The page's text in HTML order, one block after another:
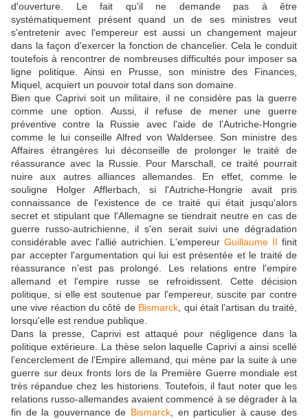
d'ouverture. Le fait qu'il ne demande pas à être
systématiquement présent quand un de ses ministres veut
s'entretenir avec l'empereur est aussi un changement majeur
dans la façon d'exercer la fonction de chancelier. Cela le conduit
toutefois à rencontrer de nombreuses difficultés pour imposer sa
ligne politique. Ainsi en Prusse, son ministre des Finances,
Miquel, acquiert un pouvoir total dans son domaine.
Bien que Caprivi soit un militaire, il ne considère pas la guerre
comme une option. Aussi, il refuse de mener une guerre
préventive contre la Russie avec l'aide de l'Autriche-Hongrie
comme le lui conseille Alfred von Waldersee. Son ministre des
Affaires étrangères lui déconseille de prolonger le traité de
réassurance avec la Russie. Pour Marschall, ce traité pourrait
nuire aux autres alliances allemandes. En effet, comme le
souligne Holger Afflerbach, si l'Autriche-Hongrie avait pris
connaissance de l'existence de ce traité qui était jusqu'alors
secret et stipulant que l'Allemagne se tiendrait neutre en cas de
guerre russo-autrichienne, il s'en serait suivi une dégradation
considérable avec l'allié autrichien. L'empereurGuillaume IIfinit
par accepter l'argumentation qui lui est présentée et le traité de
réassurance n'est pas prolongé. Les relations entre l'empire
allemand et l'empire russe se refroidissent. Cette décision
politique, si elle est soutenue par l'empereur, suscite par contre
une vive réaction du côté de Bismarck , qui était l'artisan du traité,
lorsqu'elle est rendue publique.
Dans la presse, Caprivi est attaqué pour négligence dans la
politique extérieure. La thèse selon laquelle Caprivi a ainsi scellé
l'encerclement de l'Empire allemand, qui mène par la suite à une
guerre sur deux fronts lors de la Première Guerre mondiale est
très répandue chez les historiens. Toutefois, il faut noter que les
relations russo-allemandes avaient commencé à se dégrader à la
fin de la gouvernance de Bismarck , en particulier à cause des